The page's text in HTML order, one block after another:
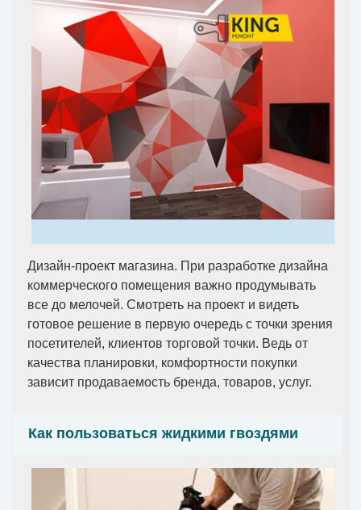
Дизайн-проект магазина. При разработке дизайна
коммерческого помещения важно продумывать
все до мелочей. Смотреть на проект и видеть
готовое решение в первую очередь с точки зрения
посетителей, клиентов торговой точки. Ведь от
качества планировки, комфортности покупки
зависит продаваемость бренда, товаров, услуг.
Как пользоваться жидкими гвоздями